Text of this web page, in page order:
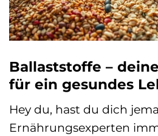
Ballaststoffe –
für ein gesundes
Hey du, hast du dich
Ernährungsexperten